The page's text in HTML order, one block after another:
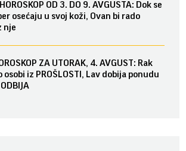
OD 3. DO 9. AVGUSTA: Dok se
osećaju u svoj koži, Ovan bi rado
nje
ZA UTORAK, 4. AVGUST: Rak
osobi iz PROŠLOSTI, Lav dobija ponudu